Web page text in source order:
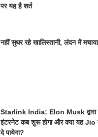
पर यह है शर्त
नहीं सुधर रहे खालिस्तानी, लंदन में
Starlink India: Elon Musk द्वारा
इंटरनेट कब शुरू होगा और क्या यह Jio
दे पायेगा?